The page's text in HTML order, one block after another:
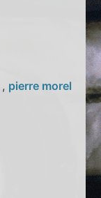
, pierre morel